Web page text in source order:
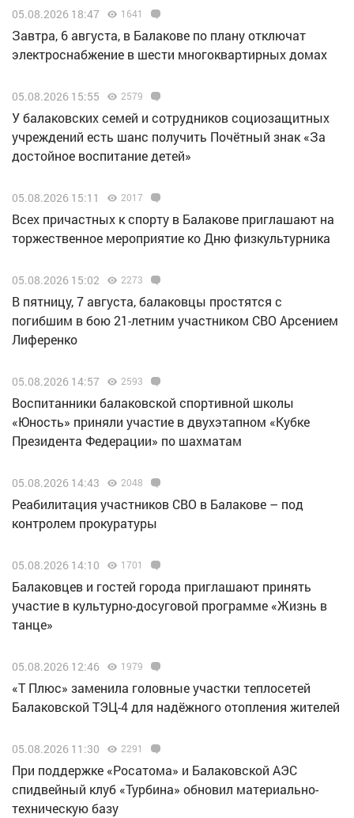
05.08.2026 18:47 1641
Завтра, 6 августа, в Балакове по плану отключат
электроснабжение в шести многоквартирных домах
05.08.2026 15:55 2579
У балаковских семей и сотрудников социозащитных
учреждений есть шанс получить Почётный знак «За
достойное воспитание детей»
05.08.2026 15:11 2017
Всех причастных к спорту в Балакове приглашают на
торжественное мероприятие ко Дню физкультурника
05.08.2026 15:02 2273
В пятницу, 7 августа, балаковцы простятся с
погибшим в бою 21-летним участником СВО Арсением
Лиференко
05.08.2026 14:57 2593
Воспитанники балаковской спортивной школы
«Юность» приняли участие в двухэтапном «Кубке
Президента Федерации» по шахматам
05.08.2026 14:43 2048
Реабилитация участников СВО в Балакове – под
контролем прокуратуры
05.08.2026 14:10 1701
Балаковцев и гостей города приглашают принять
участие в культурно-досуговой программе «Жизнь в
танце»
05.08.2026 12:46 1979
«Т Плюс» заменила головные участки теплосетей
Балаковской ТЭЦ-4 для надёжного отопления жителей
05.08.2026 11:30 2291
При поддержке «Росатома» и Балаковской АЭС
спидвейный клуб «Турбина» обновил материально-
техническую базу